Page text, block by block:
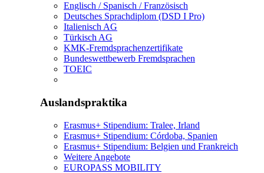
Englisch / Spanisch / Französisch
Deutsches Sprachdiplom (DSD I Pro)
Italienisch AG
Türkisch AG
KMK-Fremdsprachenzertifikate
Bundeswettbewerb Fremdsprachen
TOEIC
Auslandspraktika
Erasmus+ Stipendium: Tralee, Irland
Erasmus+ Stipendium: Córdoba, Spanien
Erasmus+ Stipendium: Belgien und Frankreich
Weitere Angebote
EUROPASS MOBILITY